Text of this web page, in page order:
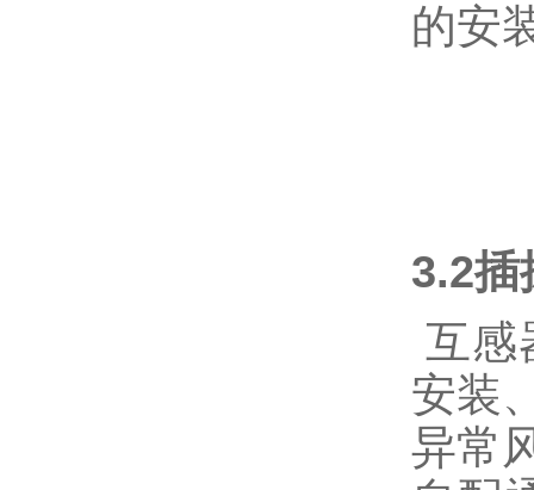
的安
3.2插
互感
安装
异常